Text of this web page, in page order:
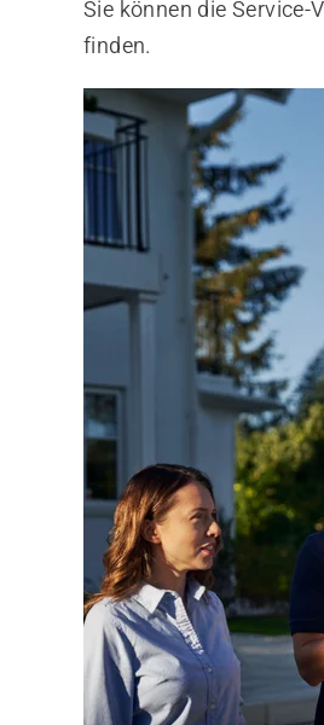
Sie können die
finden.